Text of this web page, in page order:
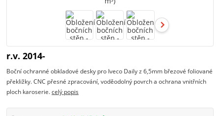
r.v. 2014-
Boční ochranné obkladové desky pro Iveco Daily z 6,5mm březové foliované
překližky. CNC přesné zpracování, voděodolný povrch a ochrana vnitřních
ploch karoserie.celý popis